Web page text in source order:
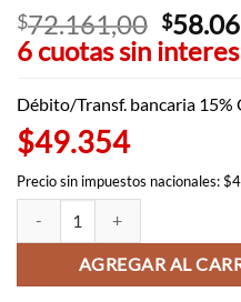
$72.161,00 El
precio
era:
$
6 cuotas sin
Débito/Transf. bancaria 15%
$49.354
Precio sin impuestos nacionales:
Chichi Figura - Dragon Ball
AGREGAR AL